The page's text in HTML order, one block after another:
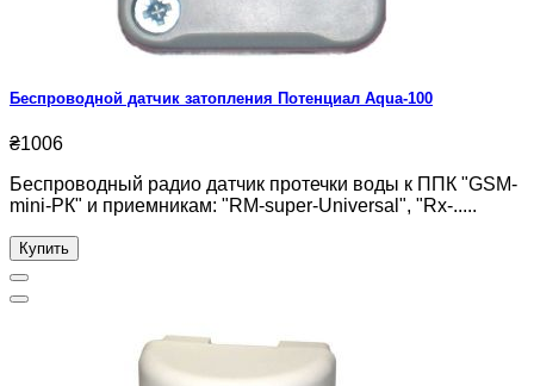
Беспроводной датчик затопления Потенциал Aqua-100
₴1006
Беспроводный радио датчик протечки воды к ППК "GSM-
mini-РК" и приемникам: "RM-super-Universal", "Rx-.....
Купить